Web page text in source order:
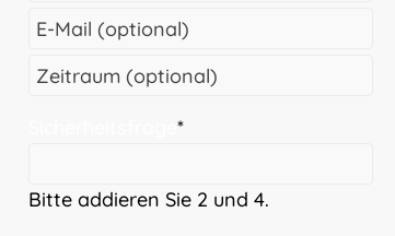
E-Mail (optional)
Zeitraum (optional)
Sicherheitsfrage*
Bitte addieren Sie 2 und 4.